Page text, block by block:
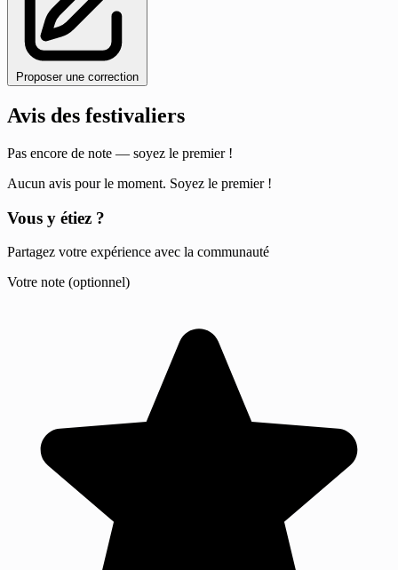
Proposer une correction
Avis des festivaliers
Pas encore de note — soyez le premier !
Aucun avis pour le moment. Soyez le premier !
Vous y étiez ?
Partagez votre expérience avec la communauté
Votre note (optionnel)